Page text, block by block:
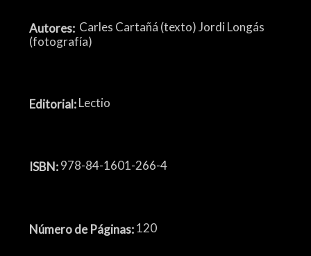
Autores: Carles Cartañá (texto) Jordi Longás
(fotografía)
Editorial:Lectio
ISBN:978-84-1601-266-4
Número de Páginas:120